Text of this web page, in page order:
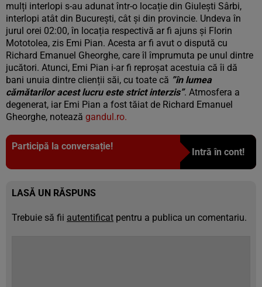
mulți interlopi s-au adunat într-o locație din Giulești Sârbi,
interlopi atât din București, cât și din provincie. Undeva în
jurul orei 02:00, în locația respectivă ar fi ajuns și Florin
Mototolea, zis Emi Pian. Acesta ar fi avut o dispută cu
Richard Emanuel Gheorghe, care îl împrumuta pe unul dintre
jucători. Atunci, Emi Pian i-ar fi reproșat acestuia că îi dă
bani unuia dintre clienții săi, cu toate că ”în lumea
cămătarilor acest lucru este strict interzis”. Atmosfera a
degenerat, iar Emi Pian a fost tăiat de Richard Emanuel
Gheorghe, notează gandul.ro.
Participă la conversație!
Intră în cont!
LASĂ UN RĂSPUNS
Trebuie să fii autentificat pentru a publica un comentariu.